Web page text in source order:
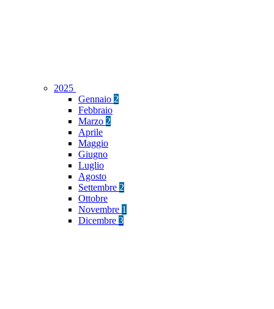
2025
Gennaio 2
Febbraio
Marzo 2
Aprile
Maggio
Giugno
Luglio
Agosto
Settembre 2
Ottobre
Novembre 1
Dicembre 3